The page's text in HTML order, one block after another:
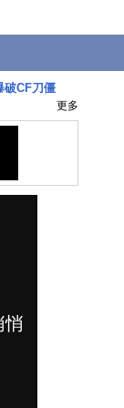
破CF刀僵
更多